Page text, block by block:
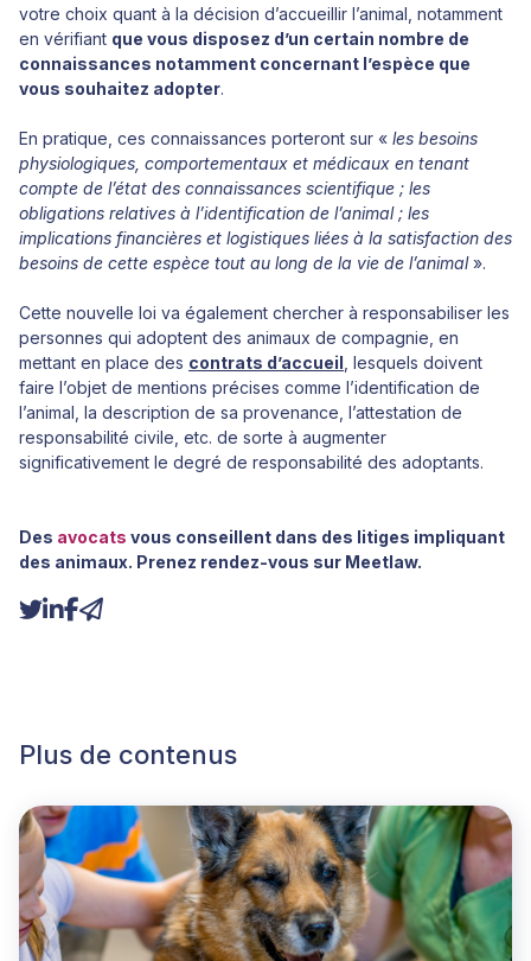
votre choix quant à la décision d’accueillir l’animal, notamment
en vérifiant que vous disposez d’un certain nombre de
connaissances notamment concernant l’espèce que
vous souhaitez adopter.
En pratique, ces connaissances porteront sur « les besoins
physiologiques, comportementaux et médicaux en tenant
compte de l’état des connaissances scientifique ; les
obligations relatives à l’identification de l’animal ; les
implications financières et logistiques liées à la satisfaction des
besoins de cette espèce tout au long de la vie de l’animal».
Cette nouvelle loi va également chercher à responsabiliser les
personnes qui adoptent des animaux de compagnie, en
mettant en place des contrats d’accueil , lesquels doivent
faire l’objet de mentions précises comme l’identification de
l’animal, la description de sa provenance, l’attestation de
responsabilité civile, etc. de sorte à augmenter
significativement le degré de responsabilité des adoptants.
Des avocats vous conseillent dans des litiges impliquant
des animaux. Prenez rendez-vous sur Meetlaw.
Plus de contenus